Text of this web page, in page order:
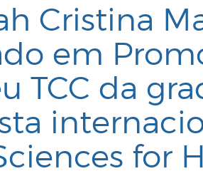
Cristina
em
TCC da
for